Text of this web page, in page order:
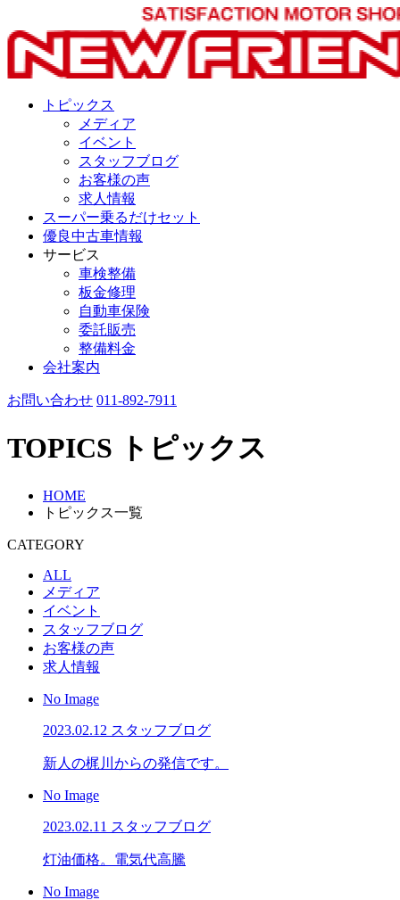
トピックス
メディア
イベント
スタッフブログ
お客様の声
求人情報
スーパー乗るだけセット
優良中古車情報
サービス
車検整備
板金修理
自動車保険
委託販売
整備料金
会社案内
お問い合わせ 011-892-7911
TOPICS トピックス
HOME
トピックス一覧
CATEGORY
ALL
メディア
イベント
スタッフブログ
お客様の声
求人情報
No Image
2023.02.12 スタッフブログ
新人の梶川からの発信です。
No Image
2023.02.11 スタッフブログ
灯油価格。電気代高騰
No Image